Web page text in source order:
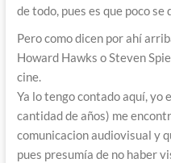
de todo, pues es que poco
Pero como dicen por ahí
Howard Hawks o Steven
cine.
Ya lo tengo contado aquí, yo
cantidad de años) me
comunicacion audiovisual y
pues presumía de no haber